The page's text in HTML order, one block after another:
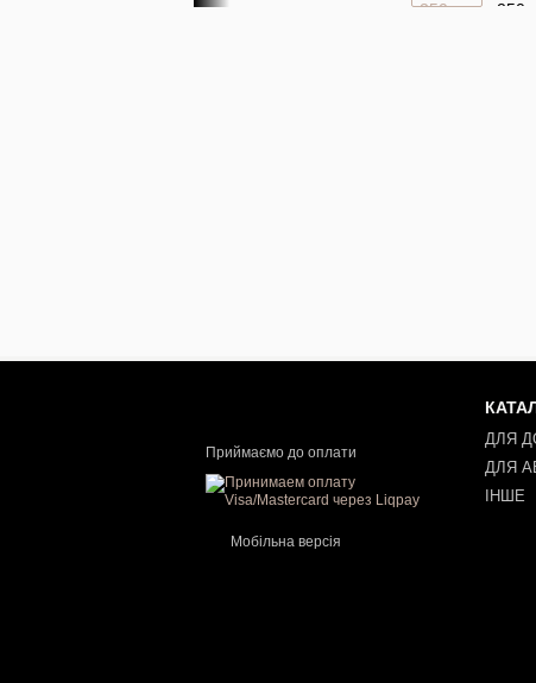
Приймаємо до оплати
Мобільна версія
ДЛЯ
ДЛЯ
ІНШЕ